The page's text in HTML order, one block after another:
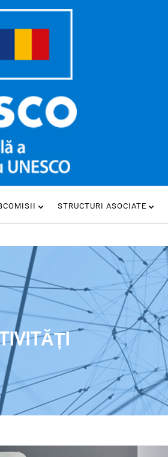
STRUCTURI ASOCIATE